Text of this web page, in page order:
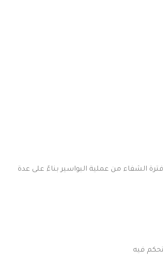
الشفاء من عملية البواسير بناءً على عدة
فيه